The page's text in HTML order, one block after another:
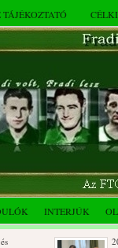
INTERJÚK
2026.